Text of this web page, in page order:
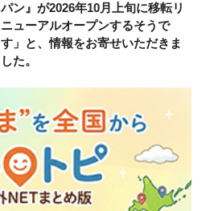
パン』が2026年10月上旬に移転リ
ニューアルオープンするそうで
す」と、情報をお寄せいただきま
した。